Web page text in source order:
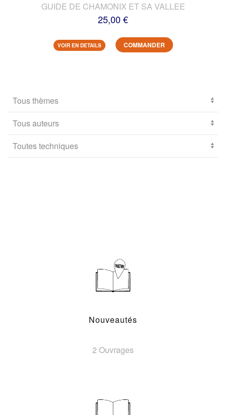
GUIDE DE CHAMONIX ET SA VALLEE
25,00 €
VOIR EN DETAILS COMMANDER
Nouveautés
2 Ouvrages